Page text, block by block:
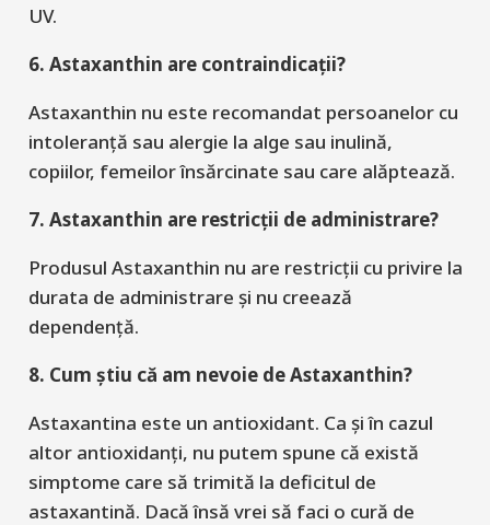
UV.
6. Astaxanthin are contraindicații?
Astaxanthin nu este recomandat persoanelor cu
intoleranță sau alergie la alge sau inulină,
copiilor, femeilor însărcinate sau care alăptează.
7. Astaxanthin are restricții de administrare?
Produsul Astaxanthin nu are restricții cu privire la
durata de administrare și nu creează
dependență.
8. Cum știu că am nevoie de Astaxanthin?
Astaxantina este un antioxidant. Ca și în cazul
altor antioxidanți, nu putem spune că există
simptome care să trimită la deficitul de
astaxantină. Dacă însă vrei să faci o cură de